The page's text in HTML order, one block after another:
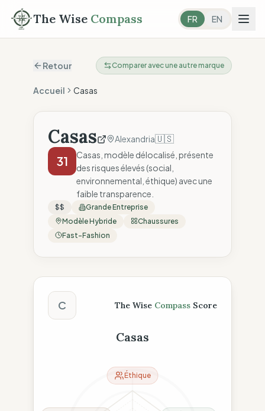
The Wise Compass FR EN
Retour Comparer avec une autre marque
Accueil Casas
Casas Alexandria🇺🇸
31
Casas, modèle délocalisé, présente
des risques élevés (social,
environnemental, éthique) avec une
faible transparence.
$$
Grande Entreprise
Modèle Hybride
Chaussures
Fast-Fashion
Score The Wise Compass
C The Wise Compass Score
Casas
Éthique